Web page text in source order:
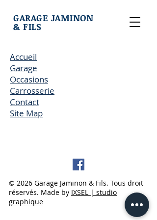
GARAGE JAMINON
& FILS
Accueil
Garage
Occasions
Carrosserie
Contact
Site Map
© 2026 Garage Jaminon & Fils. Tous droit
réservés. Made by IXSEL | studio
graphique